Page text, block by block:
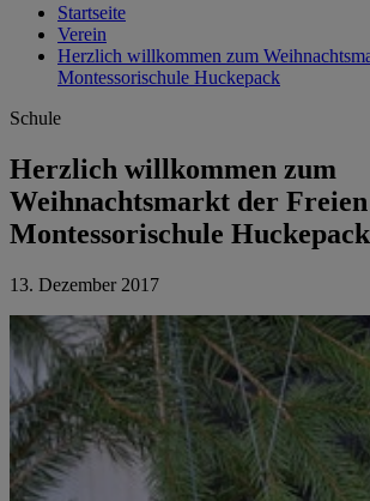
Startseite
Verein
Herzlich willkommen zum
Montessorischule Huckepack
Schule
Herzlich willkommen zum
Weihnachtsmarkt der Freien
Montessorischule Huckepack
13. Dezember 2017